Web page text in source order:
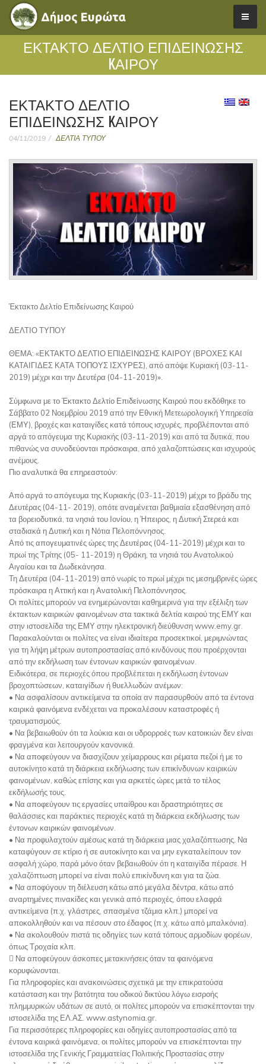
ΈΚΤΑΚΤΟ ΔΕΛΤΊΟ ΕΠΙΔΕΊΝΩΣΗΣ
KΑΙΡΟΎ
ΈΚΤΑΚΤΟ ΔΕΛΤΊΟ
ΕΠΙΔΕΊΝΩΣΗΣ KΑΙΡΟΎ
04/11/2019 ΔΕΛΤΙΑ ΤΥΠΟΥ
Έκτακτο Δελτίο Επιδείνωσης Kαιρού
ΔΕΛΤΙΟ ΤΥΠΟΥ
ΘΕΜΑ: «ΕΚΤΑΚΤΟ ΔΕΛΤΙΟ ΕΠΙΔΕΙΝΩΣΗΣ ΚΑΙΡΟΥ (ΒΡΟΧΕΣ ΚΑΙ
ΚΑΤΑΙΓΙΔΕΣ ΚΑΤΑ ΤΟΠΟΥΣ ΙΣΧΥΡΕΣ), από απόψε Κυριακή (03-11-
2019) μέχρι και την Δευτέρα (04-11-2019)».
Σύμφωνα με το Έκτακτο Δελτίο Επιδείνωσης Καιρού που εκδόθηκε το
Σάββατο 02 Νοεμβρίου 2019 από την Εθνική Μετεωρολογική Υπηρεσία
(ΕΜΥ), βροχές και καταιγίδες κατά τόπους ισχυρές, προβλέπονται από
αργά το απόγευμα της Κυριακής (03-11-2019) και από τα δυτικά, που
πιθανώς να συνοδεύονται πρόσκαιρα, από χαλαζοπτώσεις και ισχυρούς
ανέμους.
Πιο αναλυτικά θα επηρεαστούν:
Από αργά το απόγευμα της Κυριακής (03-11-2019) μέχρι το βράδυ της
Δευτέρας (04-11- 2019), οπότε αναμένεται βαθμιαία εξασθένηση από
τα βορειοδυτικά, τα νησιά του Ιονίου, η Ήπειρος, η Δυτική Στερεά και
σταδιακά η Δυτική και η Νότια Πελοπόννησος.
Από τις απογευματινές ώρες της Δευτέρας (04-11-2019) μέχρι και το
πρωί της Τρίτης (05- 11-2019) η Θράκη, τα νησιά του Ανατολικού
Αιγαίου και τα Δωδεκάνησα.
Τη Δευτέρα (04-11-2019) από νωρίς το πρωί μέχρι τις μεσημβρινές ώρες
πρόσκαιρα η Αττική και η Ανατολική Πελοπόννησος.
Οι πολίτες μπορούν να ενημερώνονται καθημερινά για την εξέλιξη των
έκτακτων καιρικών φαινομένων στα τακτικά δελτία καιρού της ΕΜΥ και
στην ιστοσελίδα της ΕΜΥ στην ηλεκτρονική διεύθυνση www.emy.gr.
Παρακαλούνται οι πολίτες να είναι ιδιαίτερα προσεκτικοί, μεριμνώντας
για τη λήψη μέτρων αυτοπροστασίας από κινδύνους που προέρχονται
από την εκδήλωση των έντονων καιρικών φαινομένων.
Ειδικότερα, σε περιοχές όπου προβλέπεται η εκδήλωση έντονων
βροχοπτώσεων, καταιγίδων ή θυελλωδών ανέμων:
• Να ασφαλίσουν αντικείμενα τα οποία αν παρασυρθούν από τα έντονα
καιρικά φαινόμενα ενδέχεται να προκαλέσουν καταστροφές ή
τραυματισμούς.
• Να βεβαιωθούν ότι τα λούκια και οι υδρορροές των κατοικιών δεν είναι
φραγμένα και λειτουργούν κανονικά.
• Να αποφεύγουν να διασχίζουν χείμαρρους και ρέματα πεζοί ή με το
αυτοκίνητο κατά τη διάρκεια εκδήλωσης των επικίνδυνων καιρικών
φαινομένων, καθώς επίσης και για αρκετές ώρες μετά το τέλος
εκδήλωσής τους.
• Να αποφεύγουν τις εργασίες υπαίθρου και δραστηριότητες σε
θαλάσσιες και παράκτιες περιοχές κατά τη διάρκεια εκδήλωσης των
έντονων καιρικών φαινομένων.
• Να προφυλαχτούν αμέσως κατά τη διάρκεια μιας χαλαζόπτωσης. Να
καταφύγουν σε κτίριο ή σε αυτοκίνητο και να μην εγκαταλείπουν τον
ασφαλή χώρο, παρά μόνο όταν βεβαιωθούν ότι η καταιγίδα πέρασε. Η
χαλαζόπτωση μπορεί να είναι πολύ επικίνδυνη και για τα ζώα.
• Να αποφύγουν τη διέλευση κάτω από μεγάλα δέντρα, κάτω από
αναρτημένες πινακίδες και γενικά από περιοχές, όπου ελαφρά
αντικείμενα (π.χ. γλάστρες, σπασμένα τζάμια κλπ.) μπορεί να
αποκολληθούν και να πέσουν στο έδαφος (π.χ. κάτω από μπαλκόνια).
• Να ακολουθούν πιστά τις οδηγίες των κατά τόπους αρμοδίων φορέων,
όπως Τροχαία κλπ.
 Να αποφεύγουν άσκοπες μετακινήσεις όταν τα φαινόμενα
κορυφώνονται.
Για πληροφορίες και ανακοινώσεις σχετικά με την επικρατούσα
κατάσταση και την βατότητα του οδικού δικτύου λόγω εισροής
πλημμυρικών υδάτων σε αυτό, οι πολίτες μπορούν να επισκέπτονται την
ιστοσελίδα της ΕΛ.ΑΣ. www.astynomia.gr.
Για περισσότερες πληροφορίες και οδηγίες αυτοπροστασίας από τα
έντονα καιρικά φαινόμενα, οι πολίτες μπορούν να επισκέπτονται την
ιστοσελίδα της Γενικής Γραμματείας Πολιτικής Προστασίας στην